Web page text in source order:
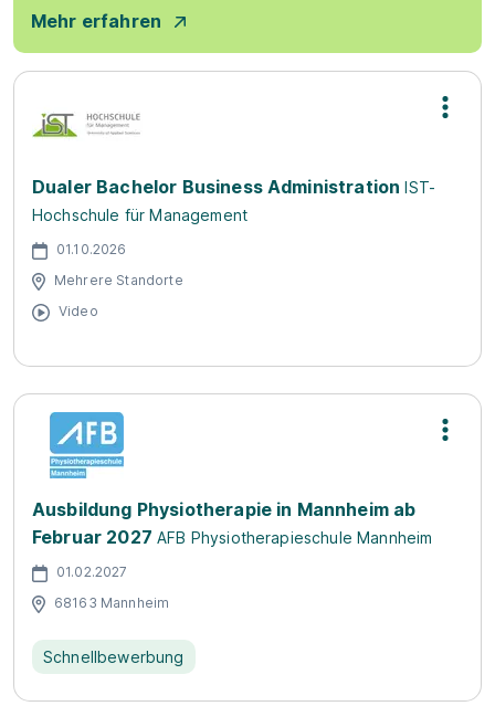
Mehr erfahren
Dualer Bachelor Business Administration IST-
Hochschule für Management
01.10.2026
Mehrere Standorte
Video
Ausbildung Physiotherapie in Mannheim ab
Februar 2027 AFB Physiotherapieschule Mannheim
01.02.2027
68163 Mannheim
Schnellbewerbung